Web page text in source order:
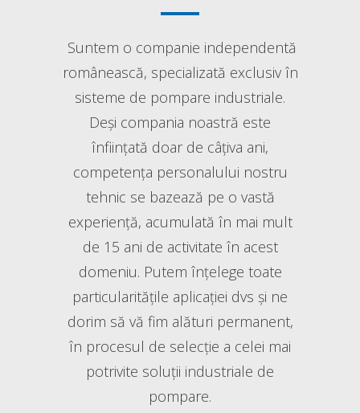
Suntem o companie independentă
românească, specializată exclusiv în
sisteme de pompare industriale.
Deși compania noastră este
înființată doar de câțiva ani,
competența personalului nostru
tehnic se bazează pe o vastă
experiență, acumulată în mai mult
de 15 ani de activitate în acest
domeniu. Putem înțelege toate
particularitățile aplicației dvs și ne
dorim să vă fim alături permanent,
în procesul de selecție a celei mai
potrivite soluții industriale de
pompare.